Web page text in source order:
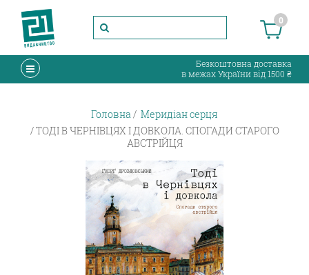
0
Безкоштовна доставка
в межах України від 1500 ₴
Головна
Меридіан серця
ТОДІ В ЧЕРНІВЦЯХ І ДОВКОЛА. СПОГАДИ СТАРОГО
АВСТРІЙЦЯ